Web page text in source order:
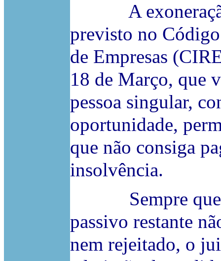
A exoneração
previsto no
de Empresas
18 de Março, que
pessoa singular,
oportunidade,
que não consiga
insolvência.
Sempre que o
passivo restante
nem rejeitado, o